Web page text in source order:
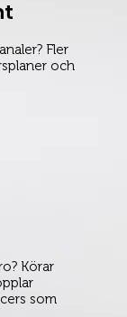
Fler
och
Körar
som